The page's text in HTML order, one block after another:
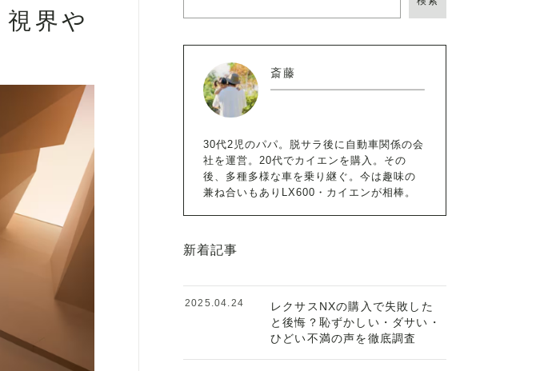
界や
斎藤
30代2児のパパ。脱サラ後に自動車関係の会
社を運営。20代でカイエンを購入。その
後、多種多様な車を乗り継ぐ。今は趣味の
兼ね合いもありLX600・カイエンが相棒。
新着記事
レクサスNXの購入で失敗した
と後悔？恥ずかしい・ダサい・
ひどい不満の声を徹底調査
2025.04.24